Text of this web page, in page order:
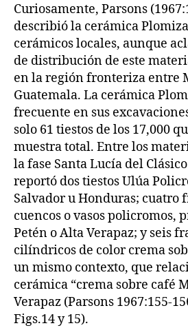
Curiosamente, Parsons
describió la cerámica
cerámicos locales, aunque
de distribución de este
en la región fronteriza entre
Guatemala. La cerámica
frecuente en sus
solo 61 tiestos de los 17,000
muestra total. Entre los
la fase Santa Lucía del
reportó dos tiestos Ulúa
Salvador u Honduras; cuatro
cuencos o vasos policromos,
Petén o Alta Verapaz; y seis
cilíndricos de color crema
un mismo contexto, que
cerámica “crema sobre café
Verapaz (Parsons 1967:155-
Figs.14 y 15).